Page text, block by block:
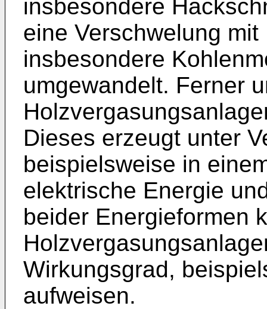
insbesondere
eine Verschwelung
insbesondere
umgewandelt. Ferner
Dieses erzeugt unter
beispielsweise in
elektrische Energie
beider Energieformen
Wirkungsgrad,
aufweisen.